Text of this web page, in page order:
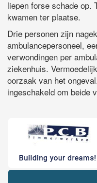
liepen forse schade op.
kwamen ter plaatse.
Drie personen zijn
ambulancepersoneel,
verwondingen per
ziekenhuis.
oorzaak van het
ingeschakeld om beide